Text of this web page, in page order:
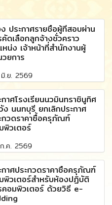
ง ประกาศรายชื่อผู้ที่สอบผ่าน
คัดเลือกลูกจ้างชั่วคราว
หน่ง เจ้าหน้าที่สำนักงานผู้
วยการ
.ย. 2569
กาศโรงเรียนนวมินทราชินูทิศ
ง นนทบุรี ยกเลิกประกาศ
กวดราคาซื้อครุภัณฑ์
พิวเตอร์
.ค. 2569
กาศประกวดราคาซื้อครุภัณฑ์
พิวเตอร์สำหรับห้องปฏิบัติ
คอมพิวเตอร์ ด้วยวิธี e-